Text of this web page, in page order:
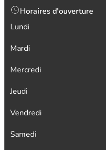
Horaires d'ouverture
Lundi
Mardi
Mercredi
Jeudi
Vendredi
Samedi